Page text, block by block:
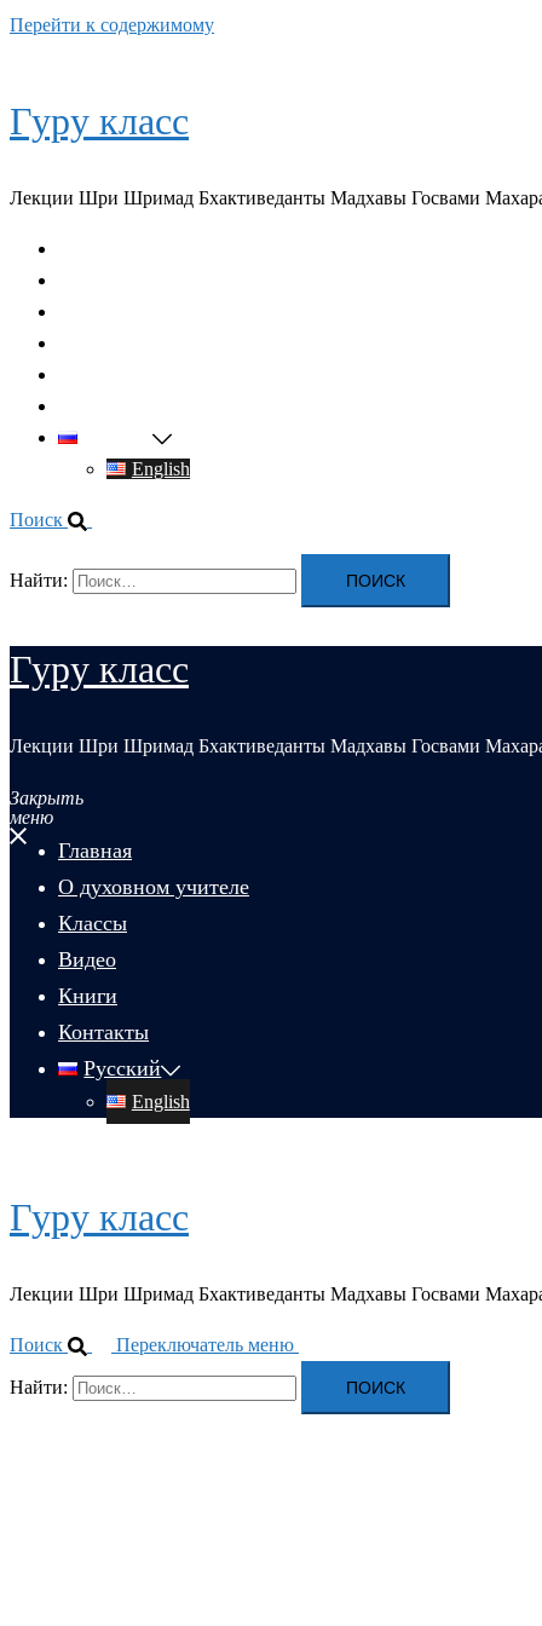
Перейти к содержимому
Гуру класс
Лекции Шри Шримад Бхактиведанты Мадхавы Госвами
English
Поиск
Найти:
Гуру класс
Лекции Шри Шримад Бхактиведанты Мадхавы Госвами
Закрыть
меню
Главная
О духовном учителе
Классы
Видео
Книги
Контакты
Русский
English
Гуру класс
Лекции Шри Шримад Бхактиведанты Мадхавы Госвами
Поиск Переключатель меню
Найти: